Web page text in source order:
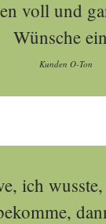
voll und
Wünsche
Kunden O-Ton
ich